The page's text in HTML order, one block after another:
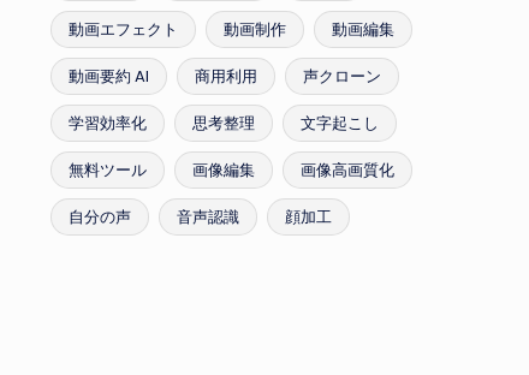
動画エフェクト 動画制作 動画編集
動画要約 AI 商用利用 声クローン
学習効率化 思考整理 文字起こし
無料ツール 画像編集 画像高画質化
自分の声 音声認識 顔加工